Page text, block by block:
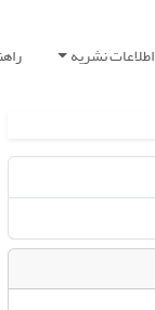
اطلاعات نشریه